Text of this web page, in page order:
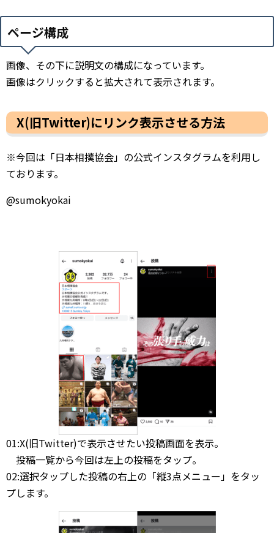
ページ構成
画像、その下に説明文の構成になっています。
画像はクリックすると拡大されて表示されます。
X(旧Twitter)にリンク表示させる方法
※今回は「日本相撲協会」の公式インスタグラムを利用し
ております。
@sumokyokai
01:X(旧Twitter)で表示させたい投稿画面を表示。
投稿一覧から今回は左上の投稿をタップ。
02:選択タップした投稿の右上の「縦3点メニュー」をタッ
プします。